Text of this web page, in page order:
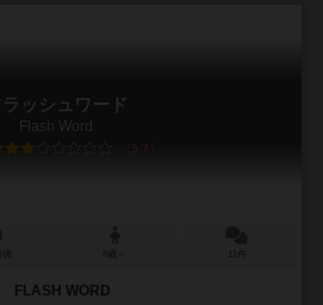
ラッシュワード
Flash Word
5.7
FLASH WORD